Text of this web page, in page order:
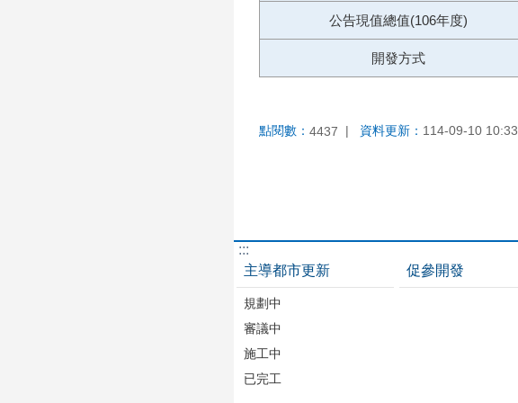
公告現值總值(106年度)
開發方式
點閱數： 4437 資料更新： 114-09-10 10:33
:::
主導都市更新
規劃中
審議中
施工中
已完工
促參開發